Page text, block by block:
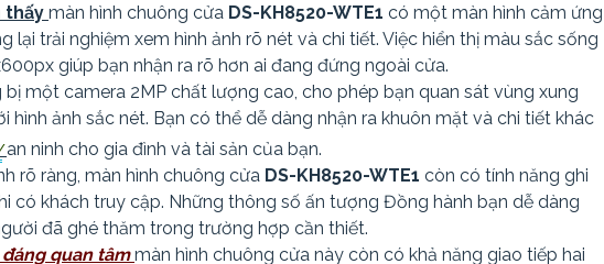
thấy màn hình chuông cửa DS-KH8520-WTE1 có một màn hình cảm ứng
lại trải nghiệm xem hình ảnh rõ nét và chi tiết. Việc hiển thị màu sắc sống
giúp bạn nhận ra rõ hơn ai đang đứng ngoài cửa.
một camera 2MP chất lượng cao, cho phép bạn quan sát vùng xung
hình ảnh sắc nét. Bạn có thể dễ dàng nhận ra khuôn mặt và chi tiết khác
an ninh cho gia đình và tài sản của bạn.
rõ ràng, màn hình chuông cửa DS-KH8520-WTE1 còn có tính năng ghi
có khách truy cập. Những thông số ấn tượng Đồng hành bạn dễ dàng
đã ghé thăm trong trường hợp cần thiết.
quan tâmmàn hình chuông cửa này còn có khả năng giao tiếp hai